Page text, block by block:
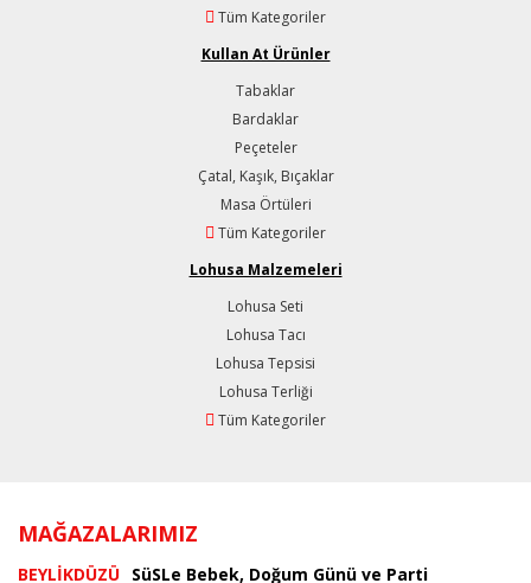
Tüm Kategoriler
Kullan At Ürünler
Tabaklar
Bardaklar
Peçeteler
Çatal, Kaşık, Bıçaklar
Masa Örtüleri
Tüm Kategoriler
Lohusa Malzemeleri
Lohusa Seti
Lohusa Tacı
Lohusa Tepsisi
Lohusa Terliği
Tüm Kategoriler
MAĞAZALARIMIZ
BEYLİKDÜZÜ SüSLe Bebek, Doğum Günü ve Parti